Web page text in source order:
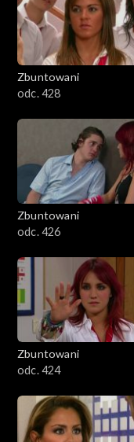
Zbuntowani
odc. 428
Zbuntowani
odc. 426
Zbuntowani
odc. 424